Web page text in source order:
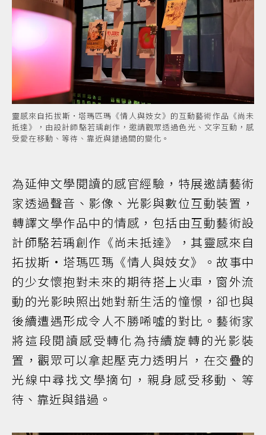
靈感來自拓拔斯·塔瑪匹瑪《情人與妓女》的互動藝術作品《尚未
抵達》，由設計師駱若瑀創作，邀請觀眾透過色光、文字互動，感
受愛在移動、等待、靠近與錯過間的變化。
為延伸文學閱讀的感官經驗，特展邀請藝術
家透過聲音、影像、光影與數位互動裝置，
轉譯文學作品中的情感，包括由互動藝術設
計師駱若瑀創作《尚未抵達》，其靈感來自
拓拔斯·塔瑪匹瑪《情人與妓女》。故事中
的少女懷抱對未來的期待搭上火車，窗外流
動的光影映照出她對新生活的憧憬，卻也與
後續遭遇形成令人不勝唏噓的對比。藝術家
將這段閱讀感受轉化為持續旋轉的光影裝
置，觀眾可以拿起壓克力透明片，在交疊的
光線中尋找文學摘句，親身感受移動、等
待、靠近與錯過。